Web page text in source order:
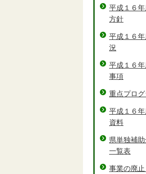
平成１６
方針
平成１６
況
平成１６
事項
重点プロ
平成１６
資料
県単独補
一覧表
事業の廃